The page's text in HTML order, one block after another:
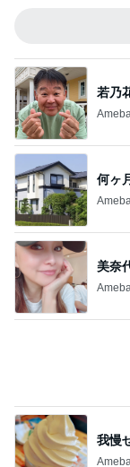
はっきりと告げた慰
Amebaトピックス
田中
お得